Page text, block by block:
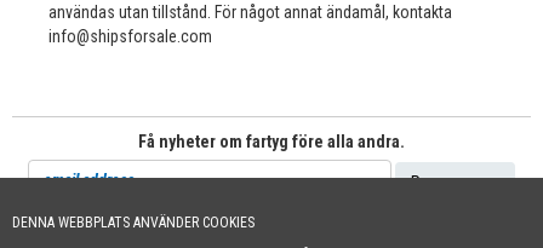
DENNA WEBBPLATS ANVÄNDER COOKIES
användas utan tillstånd. För något annat ändamål, kontakta
info@shipsforsale.com
Få nyheter om fartyg före alla andra.